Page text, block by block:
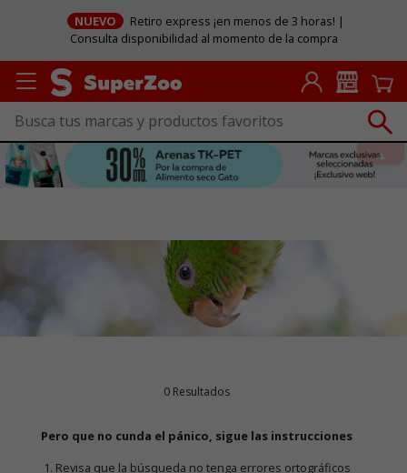
NUEVO
Retiro express ¡en menos de 3 horas! |
Consulta disponibilidad al momento de la compra
0 Resultados
Pero que no cunda el pánico, sigue las instrucciones
1. Revisa que la búsqueda no tenga errores ortográficos